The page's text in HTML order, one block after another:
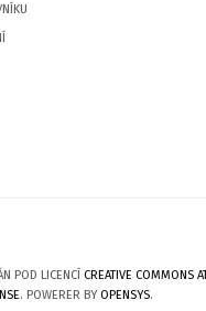
POD LICENCÍ CREATIVE COMMONS
. POWERER BYOPENSYS.